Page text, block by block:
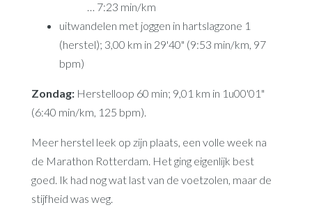
… 7:23 min/km
uitwandelen met joggen in hartslagzone 1
(herstel); 3,00 km in 29'40" (9:53 min/km, 97
bpm)
Zondag:Herstelloop 60 min; 9,01 km in 1u00'01"
(6:40 min/km, 125 bpm).
Meer herstel leek op zijn plaats, een volle week na
de Marathon Rotterdam. Het ging eigenlijk best
goed. Ik had nog wat last van de voetzolen, maar de
stijfheid was weg.